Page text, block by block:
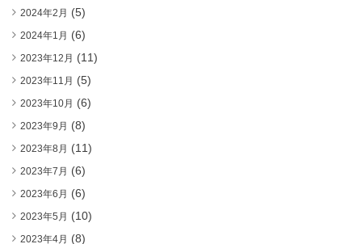
2024年2月 (5)
2024年1月 (6)
2023年12月 (11)
2023年11月 (5)
2023年10月 (6)
2023年9月 (8)
2023年8月 (11)
2023年7月 (6)
2023年6月 (6)
2023年5月 (10)
2023年4月 (8)